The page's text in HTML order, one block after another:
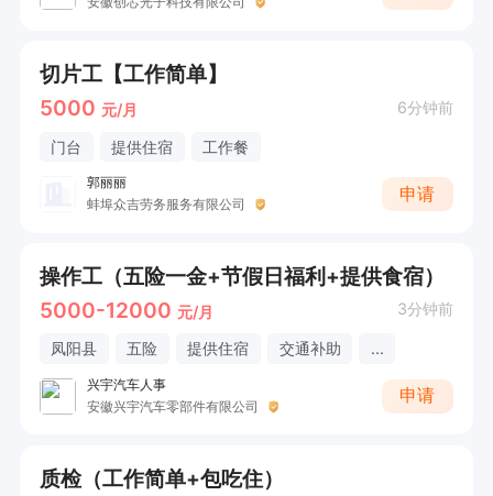
切片工【工作简单】
5000 元/月 6分钟前
门台 提供住宿 工作餐
郭丽丽
蚌埠众吉劳务服务有限公司
申请
操作工（五险一金+节假日福利+提供食宿）
5000-12000 元/月 3分钟前
凤阳县 五险 提供住宿 交通补助 ...
兴宇汽车人事
安徽兴宇汽车零部件有限公司
申请
质检（工作简单+包吃住）